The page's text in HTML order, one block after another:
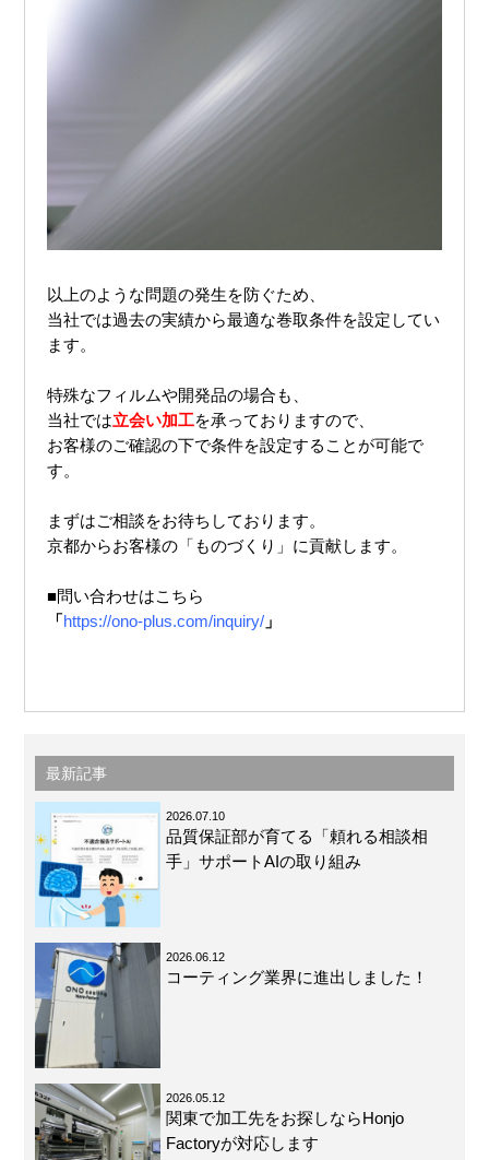
以上のような問題の発生を防ぐため、
当社では過去の実績から最適な巻取条件を設定してい
ます。
特殊なフィルムや開発品の場合も、
当社では立会い加工を承っておりますので、
お客様のご確認の下で条件を設定することが可能で
す。
まずはご相談をお待ちしております。
京都からお客様の「ものづくり」に貢献します。
「 https://ono-plus.com/inquiry/
最新記事
2026.07.10
品質保証部が育てる「頼れる相談相
手」サポートAIの取り組み
2026.06.12
コーティング業界に進出しました！
2026.05.12
関東で加工先をお探しならHonjo
Factoryが対応します